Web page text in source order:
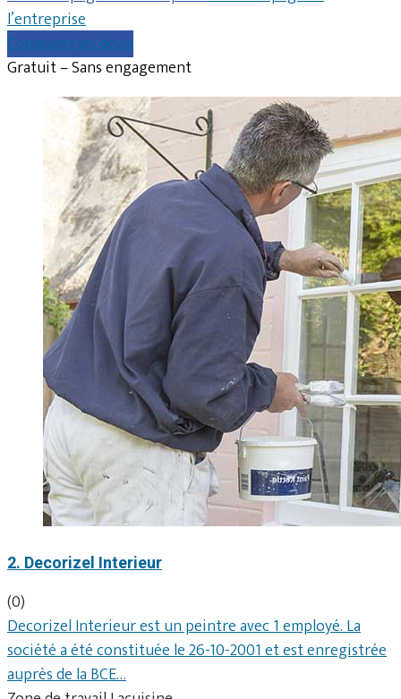
l’entreprise
Comparer les devis
Gratuit – Sans engagement
2. Decorizel Interieur
(0)
Decorizel Interieur est un peintre avec 1 employé. La
société a été constituée le 26-10-2001 et est enregistrée
auprès de la BCE…